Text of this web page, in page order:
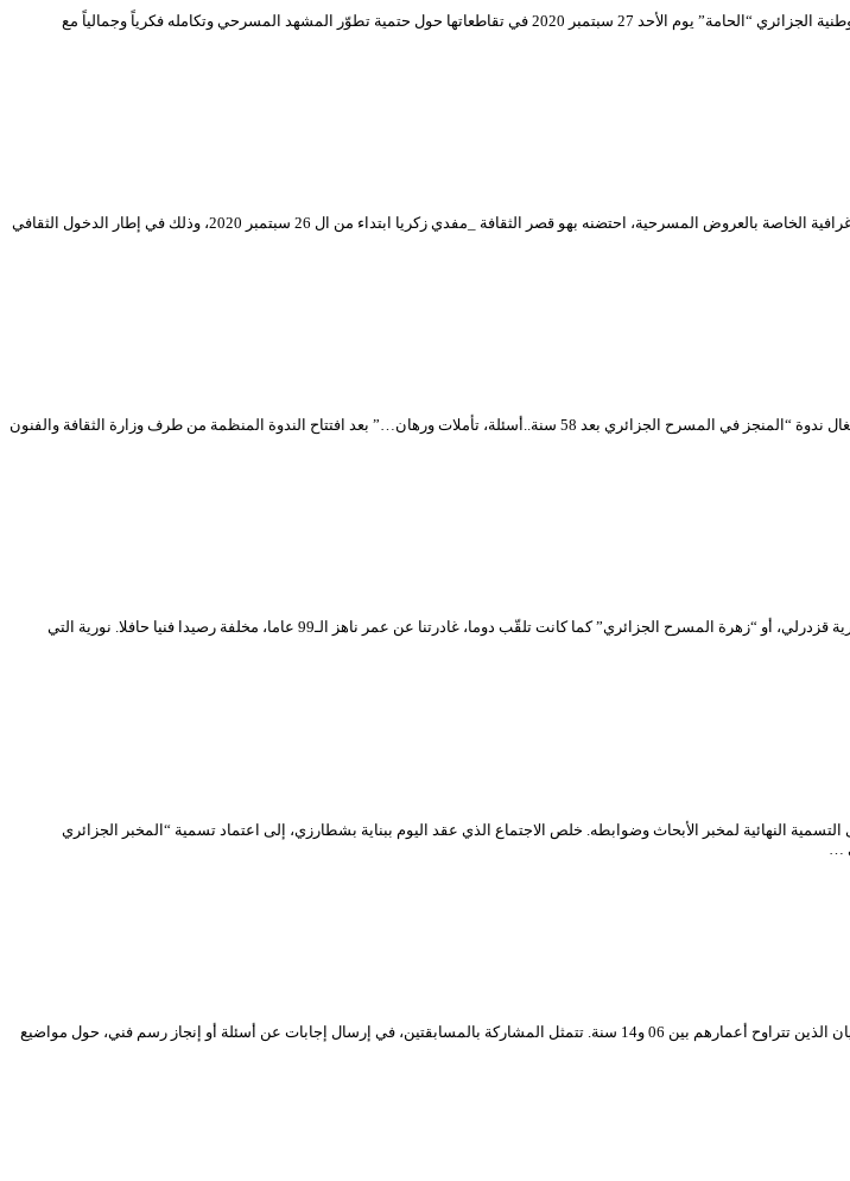
ارتبطت أوراق مداخلات ندوة “المنجز في المسرح الجزائري بعد 58 سنة.. أسئلة، تأملات ورهان…” المنعقدة بالمكتبة الوطنية الجزائري “الحامة” يوم الأحد 27 سبتمبر 2020 في تقاطعاتها حول حتمية تطوّر المشهد المسرحي وتكامله فكرياً وجمالياً مع
نظمت وزارة الثقافة والفنون بالتنسيق مع المسرح الوطني الجزائري “محي الدين بشطارزي”، معرضا للتصاميم السينوغرافية الخاصة بالعروض المسرحية، احتضنه بهو قصر الثقافة _مفدي زكريا ابتداء من ال 26 سبتمبر 2020، وذلك في إطار الدخول الثقافي
تتواصل نشاطات الدخول الثقافي 2020-2021 – طبعة محمد ديب، حيث اختتمت أمسية أمس الأحد 27 سبتمبر 2020، أشغال ندوة “المنجز في المسرح الجزائري بعد 58 سنة..أسئلة، تأملات ورهان…” بعد افتتاح الندوة المنظمة من طرف وزارة الثقافة والفنون
انطفأت أمس الأحد 09 أوت 2020، شمعة عمر نجمة إبداعية طالما أضاءت سماء الفن الجزائري، إنها الراحلة القديرة نورية قزدرلي، أو “زهرة المسرح الجزائري” كما كانت تلقّب دوما، غادرتنا عن عمر ناهز الـ99 عاما، مخلفة رصيدا فنيا حافلا. نورية التي
اليوم الإثنين 20 جويلية 2020، اجتماعا تنسيقيا للاتفاق على التسمية النهائية لمخبر الأبحاث وضوابطه. خلص الاجتماع الذي عقد اليوم ببناية بشطارزي، إلى اعتماد تسمية “المخبر الجزائري
…
نظم المسرح الوطني الجزائري “محي الدين بشطارزي”، مسابقتين افتراضيتين، وجههما إلى جمهوره من الأطفال والفتيان الذين تتراوح أعمارهم بين 06 و14 سنة. تتمثل المشاركة بالمسابقتين، في إرسال إجابات عن أسئلة أو إنجاز رسم فني، حول مواضيع